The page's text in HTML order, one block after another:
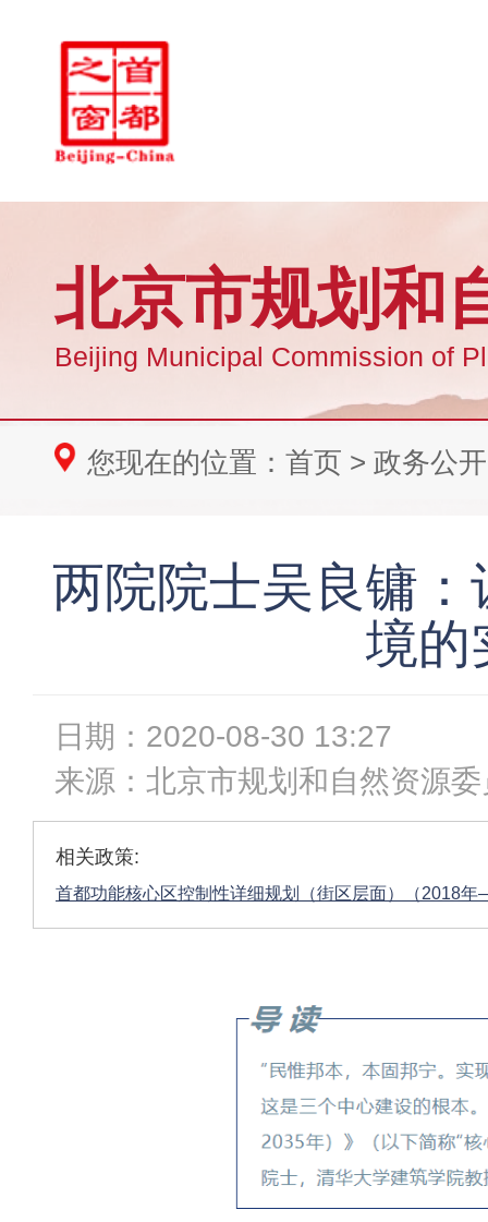
您现在的位置： 首页 > 政务公开
两院院士吴良镛
境的
日期： 2020-08-30 13:27
来源： 北京市规划和自然资源
相关政策:
首都功能核心区控制性详细规划（街区层面）（2018